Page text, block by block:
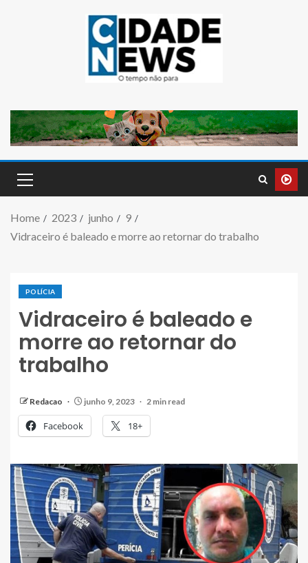
Home 2023 junho
9
Vidraceiro é baleado e morre ao retornar do trabalho
POLÍCIA
Vidraceiro é baleado e
morre ao retornar do
trabalho
Redacao junho 9, 2023 2 min read
Facebook 18+